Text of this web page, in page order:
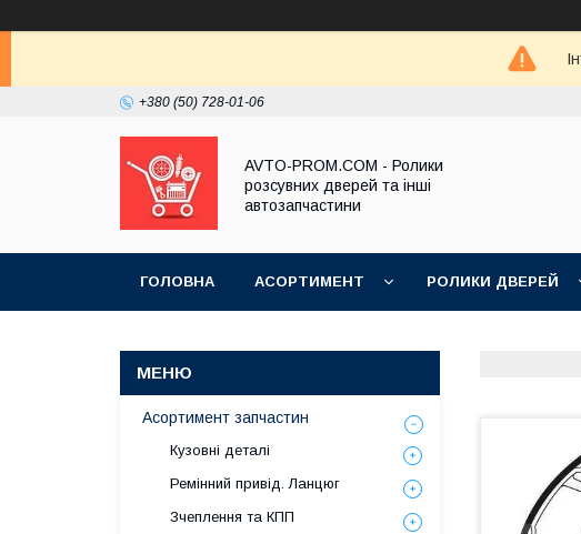
+380 (50) 728-01-06
AVTO-PROM.COM - Ролики
розсувних дверей та інші
автозапчастини
ГОЛОВНА АСОРТИМЕНТ РОЛИКИ ДВЕРЕЙ
Асортимент запчастин
Кузовні деталі
Ремінний привід. Ланцюг
Зчеплення та КПП